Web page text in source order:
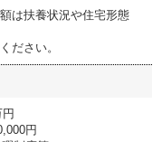
は扶養状況や住宅形態
ださい。
円